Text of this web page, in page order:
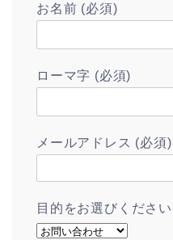
お名前 (必須)
ローマ字 (必須)
メールアドレス (必須)
目的をお選びくださ